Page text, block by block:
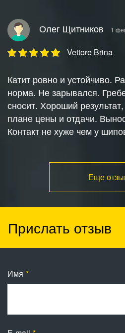
Олег Щитников 1
Vettore Brina
Катит ровно и устойчиво.
норма. Не зарывался.
сносит. Хороший
плане цены и отдачи.
Контакт не хуже чем у
Еще
Прислать отзыв
Имя